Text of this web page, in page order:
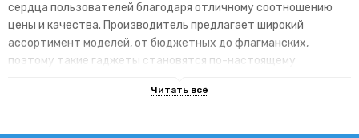
сердца пользователей благодаря отличному соотношению
цены и качества. Производитель предлагает широкий
ассортимент моделей, от бюджетных до флагманских,
поэтому такие гаджеты становятся по-настоящему
линейки гаджетов